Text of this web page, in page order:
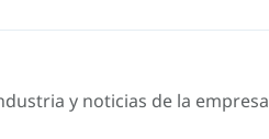
y noticias de la empresa